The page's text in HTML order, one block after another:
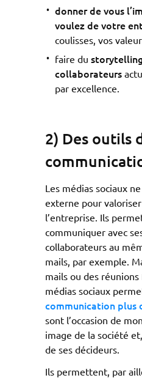
donner de vous
voulez de votre
coulisses, vos
faire du
collaborateurs
par excellence.
2) Des outils
Les médias sociaux
externe pour
l’entreprise. Ils
communiquer avec
collaborateurs au
mails, par exemple.
mails ou des
médias sociaux
communication plus
sont l’occasion de
image de la société
de ses décideurs.
Ils permettent, par